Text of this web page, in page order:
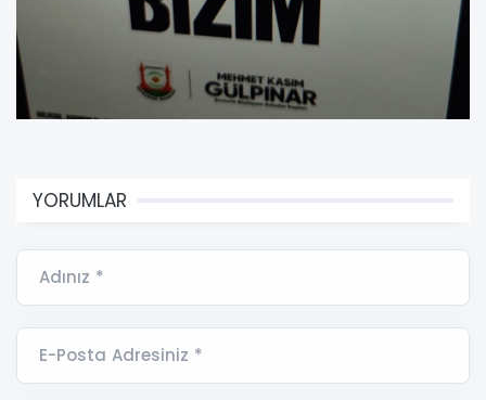
YORUMLAR
Adınız *
E-Posta Adresiniz *